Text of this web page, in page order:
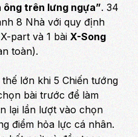
ông trên lưng ngựa”. 34
8 Nhà với quy định
part và 1 bài X-Song
toàn).
lớn khi 5 Chiến tướng
bài trước để làm
lại lần lượt vào chọn
điểm hỏa lực cá nhân.